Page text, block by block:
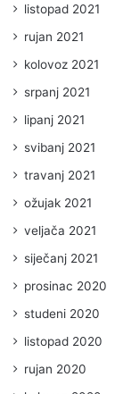
listopad 2021
rujan 2021
kolovoz 2021
srpanj 2021
lipanj 2021
svibanj 2021
travanj 2021
ožujak 2021
veljača 2021
siječanj 2021
prosinac 2020
studeni 2020
listopad 2020
rujan 2020